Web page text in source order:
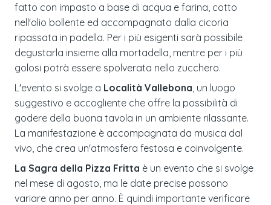
fatto con impasto a base di acqua e farina, cotto
nell'olio bollente ed accompagnato dalla cicoria
ripassata in padella. Per i più esigenti sarà possibile
degustarla insieme alla mortadella, mentre per i più
golosi potrà essere spolverata nello zucchero.
L'evento si svolge a Località Vallebona , un luogo
suggestivo e accogliente che offre la possibilità di
godere della buona tavola in un ambiente rilassante.
La manifestazione è accompagnata da musica dal
vivo, che crea un'atmosfera festosa e coinvolgente.
La Sagra della Pizza Fritta è un evento che si svolge
nel mese di agosto, ma le date precise possono
variare anno per anno. È quindi importante verificare